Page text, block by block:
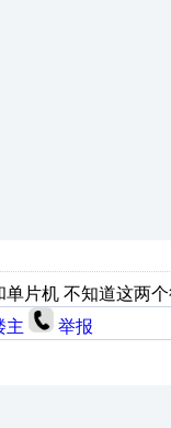
片机 不知道这两
主 举报